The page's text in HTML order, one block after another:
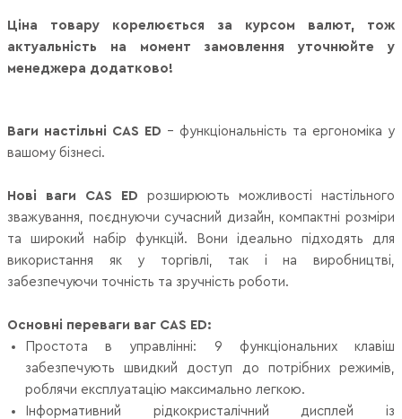
Ціна товару корелюється за курсом валют, тож
актуальність на момент замовлення уточнюйте у
менеджера додатково!
Ваги настільні CAS ED – функціональність та ергономіка у
вашому бізнесі.
Нові ваги CAS ED розширюють можливості настільного
зважування, поєднуючи сучасний дизайн, компактні розміри
та широкий набір функцій. Вони ідеально підходять для
використання як у торгівлі, так і на виробництві,
забезпечуючи точність та зручність роботи.
Основні переваги ваг CAS ED:
Простота в управлінні: 9 функціональних клавіш
забезпечують швидкий доступ до потрібних режимів,
роблячи експлуатацію максимально легкою.
Інформативний рідкокристалічний дисплей із